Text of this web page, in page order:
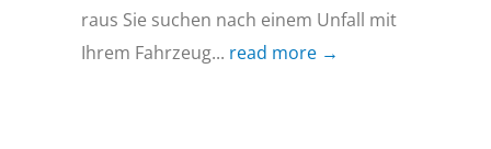
raus Sie suchen nach einem Unfall mit
Ihrem Fahrzeug... read more →